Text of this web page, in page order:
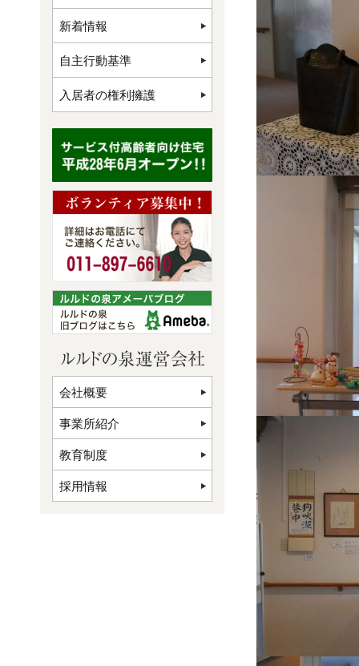
新着情報
自主行動基準
入居者の権利擁護
会社概要
事業所紹介
教育制度
採用情報